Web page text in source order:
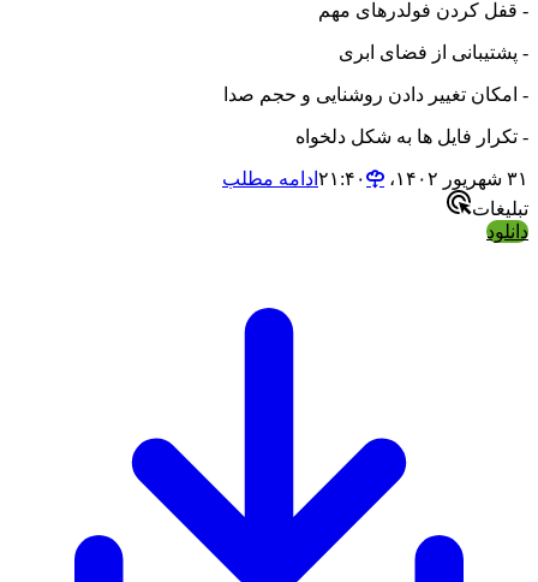
- قفل کردن فولدرهای مهم
- پشتیبانی از فضای ابری
- امکان تغییر دادن روشنایی و حجم صدا
- تکرار فایل ها به شکل دلخواه
۳۱ شهریور ۱۴۰۲،‏ ۲۱:۴۰
ادامه مطلب
تبلیغات
دانلود